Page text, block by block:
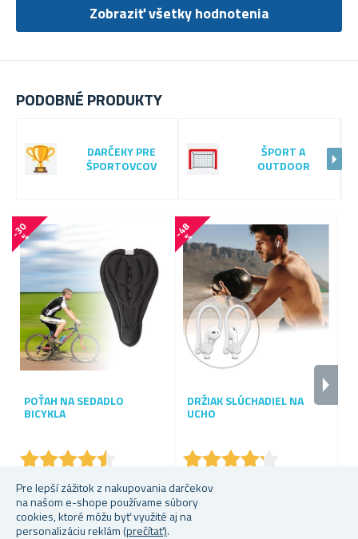
Pre lepší zážitok z nakupovania darčekov
na našom e-shope používame súbory
cookies, ktoré môžu byť využité aj na
personalizáciu reklám (prečítať).
PODOBNÉ PRODUKTY
DARČEKY PRE
ŠPORTOVCOV
ŠPORT A
OUTDOOR
-
3
0
%
POŤAH NA SEDADLO
BICYKLA
★★★★★
★★★★★
Od 2,52 €
Skladem
-
4
8
%
DRŽIAK SLÚCHADIEL NA
UCHO
★★★★★
★★★★★
Od 0,64 €
Skladem
Zobraziť všetky hodnotenia